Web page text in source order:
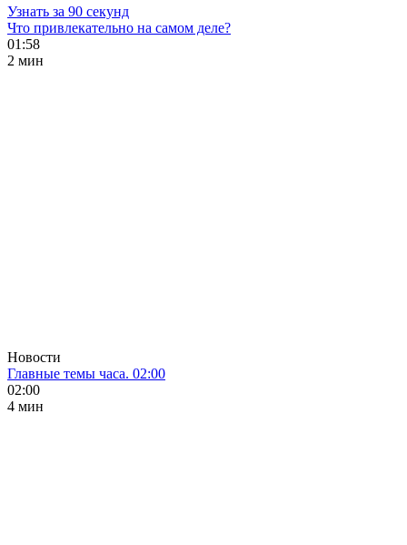
Узнать за 90 секунд
Что привлекательно на самом деле?
01:58
2 мин
Новости
Главные темы часа. 02:00
02:00
4 мин